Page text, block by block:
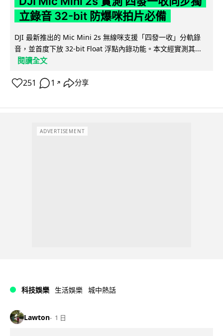
立錄音 32-bit 防爆咪拍片必備
DJI 最新推出的 Mic Mini 2s 無線咪支援「四發一收」分軌錄
音，並首度下放 32-bit Float 浮點內錄功能。本文經實測其...
閱讀全文
251 1 ↗ 分享
ADVERTISEMENT
科技娛樂 生活娛樂 城中熱話
Lawton 1 日